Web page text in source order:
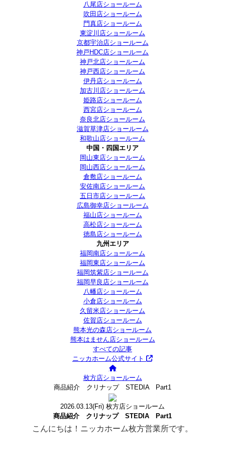
八尾店ショールーム
吹田店ショールーム
門真店ショールーム
東淀川店ショールーム
京都宇治店ショールーム
神戸HDC店ショールーム
神戸北店ショールーム
神戸西店ショールーム
伊丹店ショールーム
加古川店ショールーム
姫路店ショールーム
西宮店ショールーム
奈良北店ショールーム
滋賀草津店ショールーム
和歌山店ショールーム
中国・四国エリア
岡山東店ショールーム
岡山西店ショールーム
倉敷店ショールーム
安佐南店ショールーム
五日市店ショールーム
広島御幸店ショールーム
福山店ショールーム
高松店ショールーム
徳島店ショールーム
九州エリア
福岡南店ショールーム
福岡東店ショールーム
福岡筑紫店ショールーム
福岡早良店ショールーム
八幡店ショールーム
小倉店ショールーム
久留米店ショールーム
佐賀店ショールーム
熊本光の森店ショールーム
熊本はません店ショールーム
すべての記事
ニッカホーム公式サイト
枚方店ショールーム
商品紹介 クリナップ STEDIA Part1
2026.03.13(Fri) 枚方店ショールーム
商品紹介 クリナップ STEDIA Part1
こんにちは！ニッカホーム枚方営業所です。